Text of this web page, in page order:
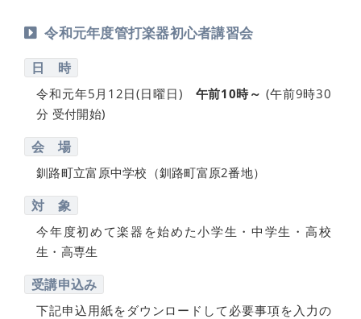
令和元年度管打楽器初心者講習会
日 時
令和元年5月12日(日曜日) 午前10時～ (午前9時30
分 受付開始)
会 場
釧路町立富原中学校（釧路町富原2番地）
対 象
今年度初めて楽器を始めた小学生・中学生・高校
生・高専生
受講申込み
下記申込用紙をダウンロードして必要事項を入力の